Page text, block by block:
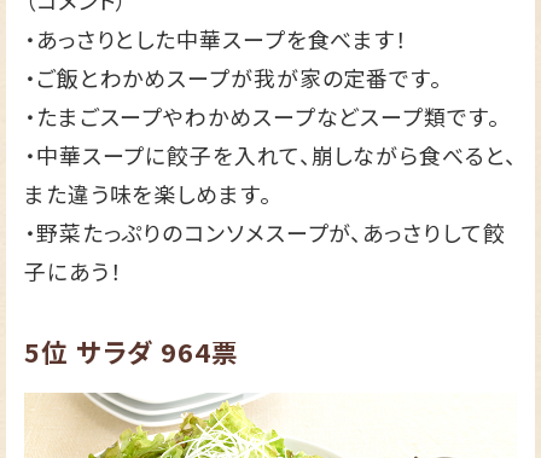
・あっさりとした中華スープを食べます！
・ご飯とわかめスープが我が家の定番です。
・たまごスープやわかめスープなどスープ類です。
・中華スープに餃子を入れて、崩しながら食べると、
また違う味を楽しめます。
・野菜たっぷりのコンソメスープが、あっさりして餃
子にあう！
5位 サラダ 964票